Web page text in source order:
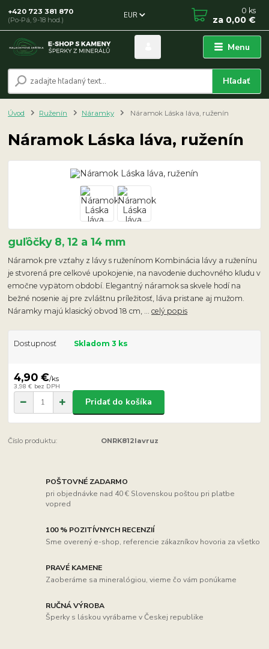
Menu
EUR
Hľadať
+420 723 381 870
(Po-Pá, 9-18 hod.)
0 ks
za 0,00 €
Úvod Ruženín Náramky Náramok Láska láva, ruženín
Náramok Láska láva, ruženín
guľôčky 8, 12 a 14 mm
Náramok pre vzťahy z lávy s ruženínom Kombinácia lávy a ruženínu
je stvorená pre celkové upokojenie, na navodenie duchovného kľudu v
emočne vypätom období. Elegantný náramok sa skvele hodí na
bežné nosenie aj pre zvláštnu príležitosť, láva pristane aj mužom.
Náramky majú klasický obvod 18 cm, ...celý popis
Dostupnosť Skladom 3 ks
4,90 €/ks
3,98 € bez DPH
Pridať do košíka
Číslo produktu: ONRK812lavruz
POŠTOVNÉ ZADARMO
pri objednávke nad 40 € Slovenskou poštou pri platbe
vopred
100 % POZITÍVNYCH RECENZIÍ
Sme overený e-shop, referencie zákazníkov hovoria za všetko
PRAVÉ KAMENE
Zaoberáme sa mineralógiou, vieme čo vám ponúkame
RUČNÁ VÝROBA
Šperky s láskou vyrábame v Českej republike